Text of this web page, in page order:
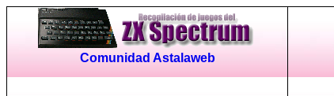
Comunidad Astalaweb